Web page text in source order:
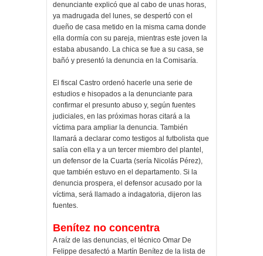
denunciante explicó que al cabo de unas horas,
ya madrugada del lunes, se despertó con el
dueño de casa metido en la misma cama donde
ella dormía con su pareja, mientras este joven la
estaba abusando. La chica se fue a su casa, se
bañó y presentó la denuncia en la Comisaría.
El fiscal Castro ordenó hacerle una serie de
estudios e hisopados a la denunciante para
confirmar el presunto abuso y, según fuentes
judiciales, en las próximas horas citará a la
víctima para ampliar la denuncia. También
llamará a declarar como testigos al futbolista que
salía con ella y a un tercer miembro del plantel,
un defensor de la Cuarta (sería Nicolás Pérez),
que también estuvo en el departamento. Si la
denuncia prospera, el defensor acusado por la
víctima, será llamado a indagatoria, dijeron las
fuentes.
Benítez no concentra
A raíz de las denuncias, el técnico Omar De
Felippe desafectó a Martín Benítez de la lista de